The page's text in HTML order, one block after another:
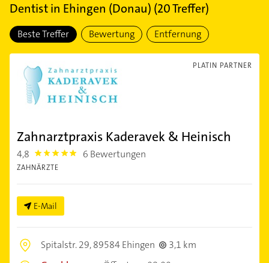
Dentistin Ehingen (Donau) (20Treffer)
Beste Treffer Bewertung Entfernung
PLATIN PARTNER
Zahnarztpraxis Kaderavek & Heinisch
4,8 4.8 6 Bewertungen
ZAHNÄRZTE
E-Mail
Spitalstr. 29,89584 Ehingen
3,1 km